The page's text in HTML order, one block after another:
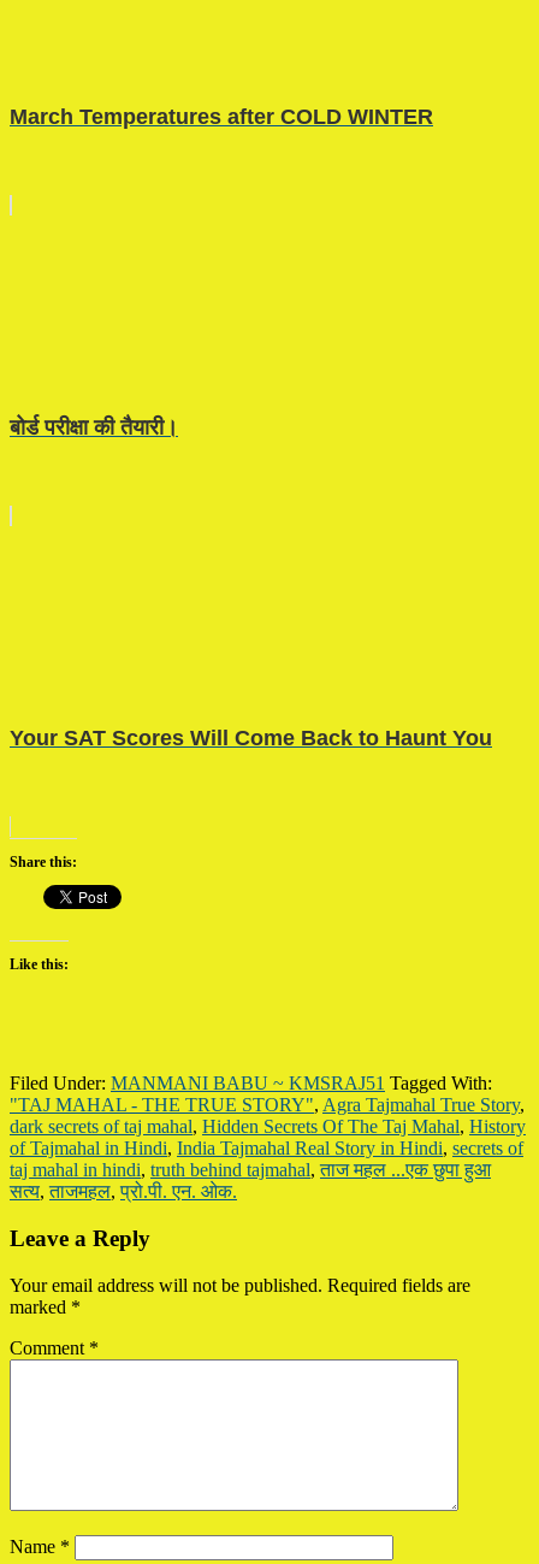
March Temperatures after COLD WINTER
बोर्ड परीक्षा की तैयारी।
Your SAT Scores Will Come Back to Haunt You
Share this:
Like this:
Filed Under: MANMANI BABU ~ KMSRAJ51 Tagged With:
"TAJ MAHAL - THE TRUE STORY", Agra Tajmahal True Story,
dark secrets of taj mahal, Hidden Secrets Of The Taj Mahal, History
of Tajmahal in Hindi, India Tajmahal Real Story in Hindi, secrets of
taj mahal in hindi, truth behind tajmahal,ताज महल ...एक छुपा हुआ
सत्य,ताजमहल,प्रो.पी. एन. ओक.
Reader
Leave a Reply
Your email address will not be published. Required fields are
marked *
Comment *
Name *